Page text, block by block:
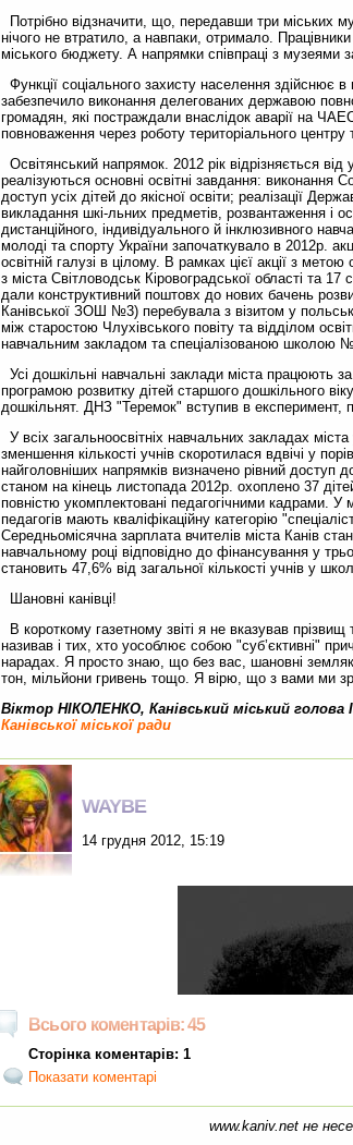
Потрібно відзначити, що, передавши три міських
нічого не втратило, а навпаки, отримало.
міського бюджету. А напрямки співпраці з музеями
Функції соціального захисту населення здійснює
забезпечило виконання делегованих державою
громадян, які постраждали внаслідок аварії на
повноваження через роботу територіального центру
Освітянський напрямок. 2012 рік відрізняється
реалізуються основні освітні завдання: виконання
доступ усіх дітей до якісної освіти; реалізації
викладання шкі-льних предметів, розвантаження і
дистанційного, індивідуального й інклюзивного
молоді та спорту України започаткувало в 2012р.
освітній галузі в цілому. В рамках цієї акції з
з міста Світловодськ Кіровоградської області та
дали конструктивний поштовх до нових бачень
Канівської ЗОШ №3) перебувала з візитом у
між старостою Члухівського повіту та відділом
навчальним закладом та спеціалізованою школою
Усі дошкільні навчальні заклади міста працюють
програмою розвитку дітей старшого дошкільного
дошкільнят. ДНЗ "Теремок" вступив в експеримент,
У всіх загальноосвітніх навчальних закладах
зменшення кількості учнів скоротилася вдвічі у
найголовніших напрямків визначено рівний доступ
станом на кінець листопада 2012р. охоплено 37
повністю укомплектовані педагогічними кадрами. У
педагогів мають кваліфікаційну категорію
Середньомісячна зарплата вчителів міста Канів
навчальному році відповідно до фінансування у
становить 47,6% від загальної кількості учнів у
Шановні канівці!
В короткому газетному звіті я не вказував
називав і тих, хто уособлює собою "суб’єктивні"
нарадах. Я просто знаю, що без вас, шановні
тон, мільйони гривень тощо. Я вірю, що з вами ми
Віктор НІКОЛЕНКО, Канівський міський
Канівської міської ради
WAYBE
14 грудня 2012, 15:19
Всього коментарів: 45
Сторінка коментарів: 1
Показати коментарі
www.kaniv.net не